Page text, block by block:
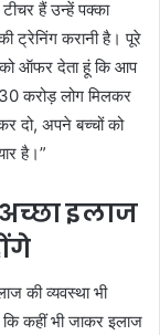
हैं उन्हें पक्का
ट्रेनिंग करानी है। पूरे
ऑफर देता हूं कि आप
करोड़ लोग मिलकर
दो, अपने बच्चों को
है।”
इलाज
की व्यवस्था भी
कि कहीं भी जाकर इलाज